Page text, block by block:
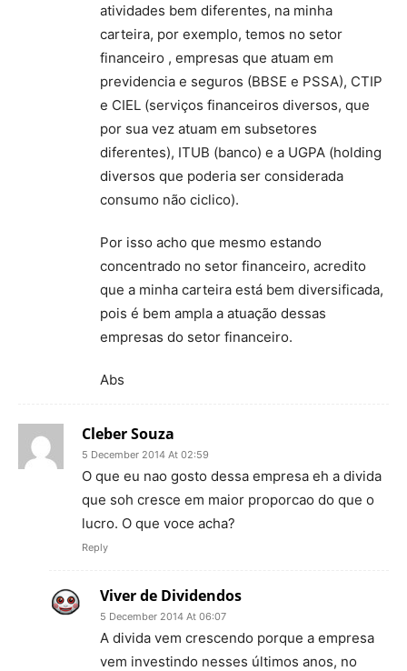
atividades bem diferentes, na minha
carteira, por exemplo, temos no setor
financeiro , empresas que atuam em
previdencia e seguros (BBSE e PSSA), CTIP
e CIEL (serviços financeiros diversos, que
por sua vez atuam em subsetores
diferentes), ITUB (banco) e a UGPA (holding
diversos que poderia ser considerada
consumo não ciclico).
Por isso acho que mesmo estando
concentrado no setor financeiro, acredito
que a minha carteira está bem diversificada,
pois é bem ampla a atuação dessas
empresas do setor financeiro.
Abs
Cleber Souza
5 December 2014 At 02:59
O que eu nao gosto dessa empresa eh a divida
que soh cresce em maior proporcao do que o
lucro. O que voce acha?
Reply
Viver de Dividendos
5 December 2014 At 06:07
A divida vem crescendo porque a empresa
vem investindo nesses últimos anos, no